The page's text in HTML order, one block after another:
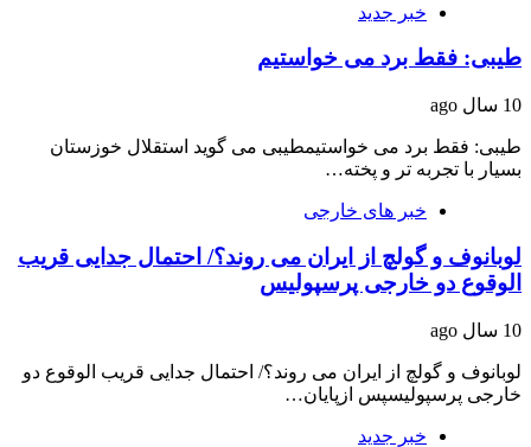
خبر جدید
طیبی: فقط برد می خواستیم
10 سال ago
طیبی: فقط برد می خواستیمطیبی می گوید استقلال خوزستان
بسیار با تجربه تر و پخته…
خبر های خارجی
لوبانوف و گولچ از ایران می روند؟/ احتمال جدایی قریب
الوقوع دو خارجی پرسپولیس
10 سال ago
لوبانوف و گولچ از ایران می روند؟/ احتمال جدایی قریب الوقوع دو
خارجی پرسپولیسپس ازپایان…
خبر جدید